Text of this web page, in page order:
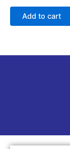
Add to cart